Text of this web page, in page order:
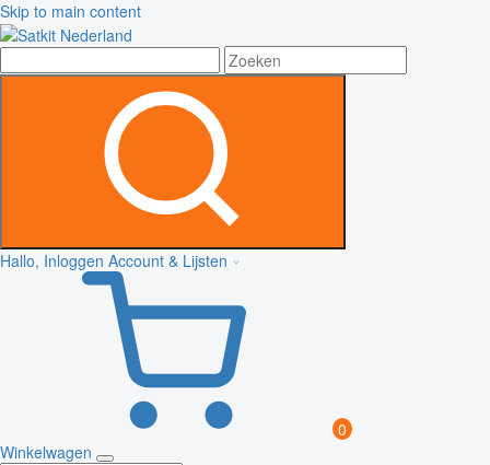
Skip to main content
Hallo, Inloggen Account & Lijsten
0
Winkelwagen